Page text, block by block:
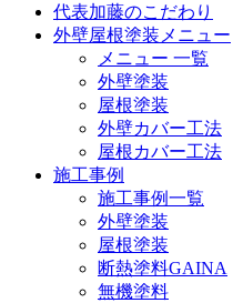
代表加藤のこだわり
外壁屋根塗装メニュー
メニュー 一覧
外壁塗装
屋根塗装
外壁カバー工法
屋根カバー工法
施工事例
施工事例一覧
外壁塗装
屋根塗装
断熱塗料GAINA
無機塗料